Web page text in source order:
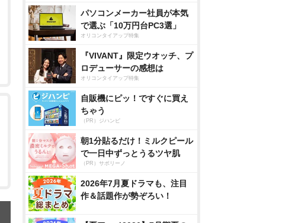
パソコンメーカー社員が本気
で選ぶ「10万円台PC3選」
オリコンタイアップ特集
『VIVANT』限定ウオッチ、プ
ロデューサーの感想は
オリコンタイアップ特集
自販機にピッ！ですぐに買え
ちゃう
（PR）ジハンピ
朝1分貼るだけ！ミルクピール
で一日中ずっとうるツヤ肌
（PR）サボリーノ
2026年7月夏ドラマも、注目
作＆話題作が勢ぞろい！